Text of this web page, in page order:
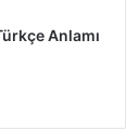
Anlamı